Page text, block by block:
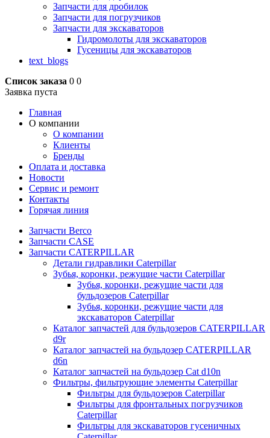
Запчасти для дробилок
Запчасти для погрузчиков
Запчасти для экскаваторов
Гидромолоты для экскаваторов
Гусеницы для экскаваторов
text_blogs
Список заказа 0 0
Заявка пуста
Главная
О компании
О компании
Клиенты
Бренды
Оплата и доставка
Новости
Сервис и ремонт
Контакты
Горячая линия
Запчасти Berco
Запчасти CASE
Запчасти CATERPILLAR
Детали гидравлики Caterpillar
Зубья, коронки, режущие части Caterpillar
Зубья, коронки, режущие части для
бульдозеров Caterpillar
Зубья, коронки, режущие части для
экскаваторов Caterpillar
Каталог запчастей для бульдозеров CATERPILLAR
d9r
Каталог запчастей на бульдозер CATERPILLAR
d6n
Каталог запчастей на бульдозер Сat d10n
Фильтры, фильтрующие элементы Caterpillar
Фильтры для бульдозеров Caterpillar
Фильтры для фронтальных погрузчиков
Caterpillar
Фильтры для экскаваторов гусеничных